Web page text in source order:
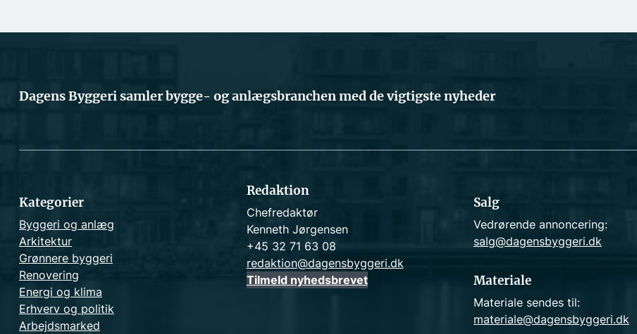
Dagens Byggeri samler bygge- og anlægsbranchen med de vigtigste nyheder
Kategorier
Byggeri og anlæg
Arkitektur
Grønnere byggeri
Renovering
Energi og klima
Erhverv og politik
Arbejdsmarked
Redaktion
Chefredaktør
Kenneth Jørgensen
+45 32 71 63 08
redaktion@dagensbyggeri.dk
Tilmeld nyhedsbrevet
Salg
Vedrørende annoncering:
salg@dagensbyggeri.dk
Materiale
Materiale sendes til:
materiale@dagensbyggeri.dk